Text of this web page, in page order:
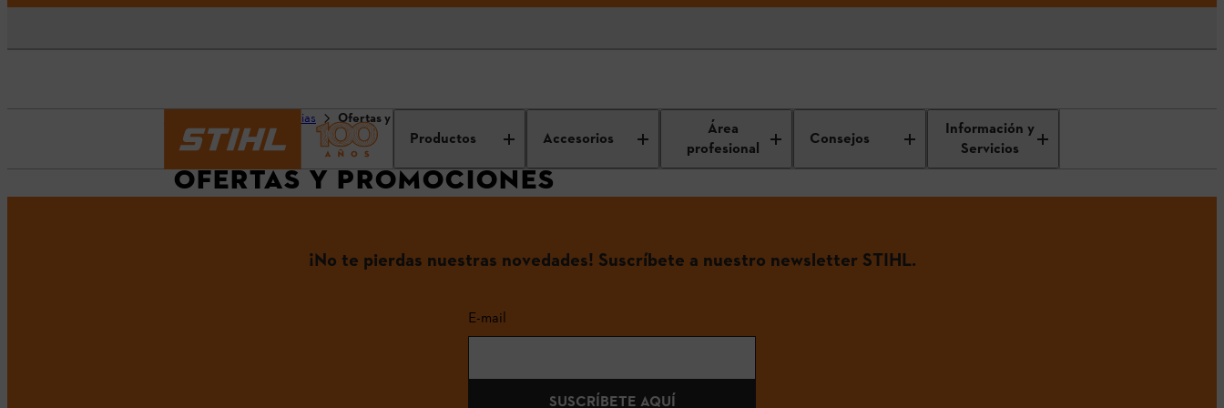
Productos Accesorios
Área
profesional
Consejos
Información y
Servicios
Noticias Ofertas y Promociones
OFERTAS Y PROMOCIONES
¡No te pierdas nuestras novedades! Suscríbete a nuestro newsletter STIHL.
E-mail
SUSCRÍBETE AQUÍ